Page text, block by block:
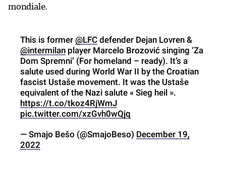
mondiale.
This is former @LFC defender Dejan Lovren &
@intermilan player Marcelo Brozović singing ‘Za
Dom Spremni’ (For homeland – ready). It’s a
salute used during World War II by the Croatian
fascist Ustaše movement. It was the Ustaše
equivalent of the Nazi salute « Sieg heil ».
https://t.co/tkoz4RjWmJ
pic.twitter.com/xzGvh0wQjq
— Smajo Bešo (@SmajoBeso) December 19,
2022